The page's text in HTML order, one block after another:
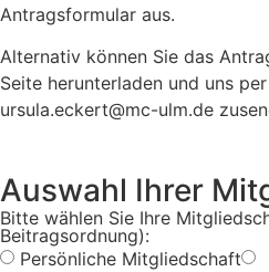
Antragsformular aus.
Alternativ können Sie das
Seite herunterladen und uns
ursula.eckert@mc-ulm.de
Auswahl Ihrer
Bitte wählen Sie Ihre
Beitragsordnung):
Persönliche Mitgliedschaft